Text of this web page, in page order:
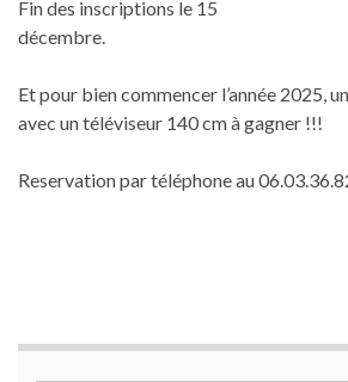
Fin des inscriptions le 15
décembre.
Et pour bien commencer l’année 2025,
avec un téléviseur 140 cm à gagner !!!
Reservation par téléphone au